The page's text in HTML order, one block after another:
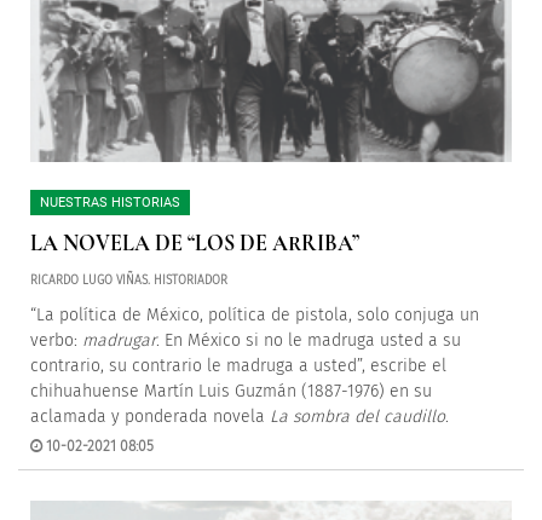
NUESTRAS HISTORIAS
LA NOVELA DE “LOS DE ARRIBA”
RICARDO LUGO VIÑAS. HISTORIADOR
“La política de México, política de pistola, solo conjuga un
verbo: madrugar. En México si no le madruga usted a su
contrario, su contrario le madruga a usted”, escribe el
chihuahuense Martín Luis Guzmán (1887-1976) en su
aclamada y ponderada novela La sombra del caudillo.
10-02-2021 08:05